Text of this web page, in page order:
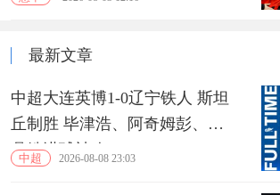
最新文章
中超大连英博1-0辽宁铁人 斯坦
丘制胜 毕津浩、阿奇姆彭、严
鼎皓进球被吹
中超 2026-08-08 23:03